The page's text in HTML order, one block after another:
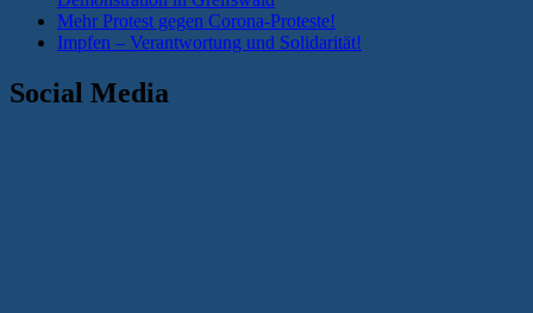
Mehr Protest gegen Corona-Proteste!
Impfen – Verantwortung und Solidarität!
Social Media